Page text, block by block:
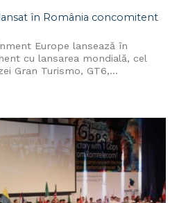
în România concomitent
Europe lansează în
cu lansarea mondială, cel
Gran Turismo, GT6,...